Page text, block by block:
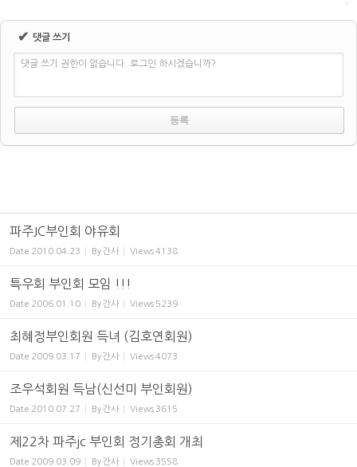
✔ 댓글 쓰기
댓글 쓰기 권한이 없습니다. 로그인 하시겠습니까?
파주JC부인회 야유회
Date 2010.04.23 By간사 Views4138
특우회 부인회 모임 !!!
Date 2006.01.10 By간사 Views 5239
최혜정부인회원 득녀 (김호연회원)
Date 2009.03.17 By간사 Views4073
조우석회원 득남(신선미 부인회원)
Date 2010.07.27 By간사 Views 3615
제22차 파주jc 부인회 정기총회 개최
Date 2009.03.09 By간사 Views 3558